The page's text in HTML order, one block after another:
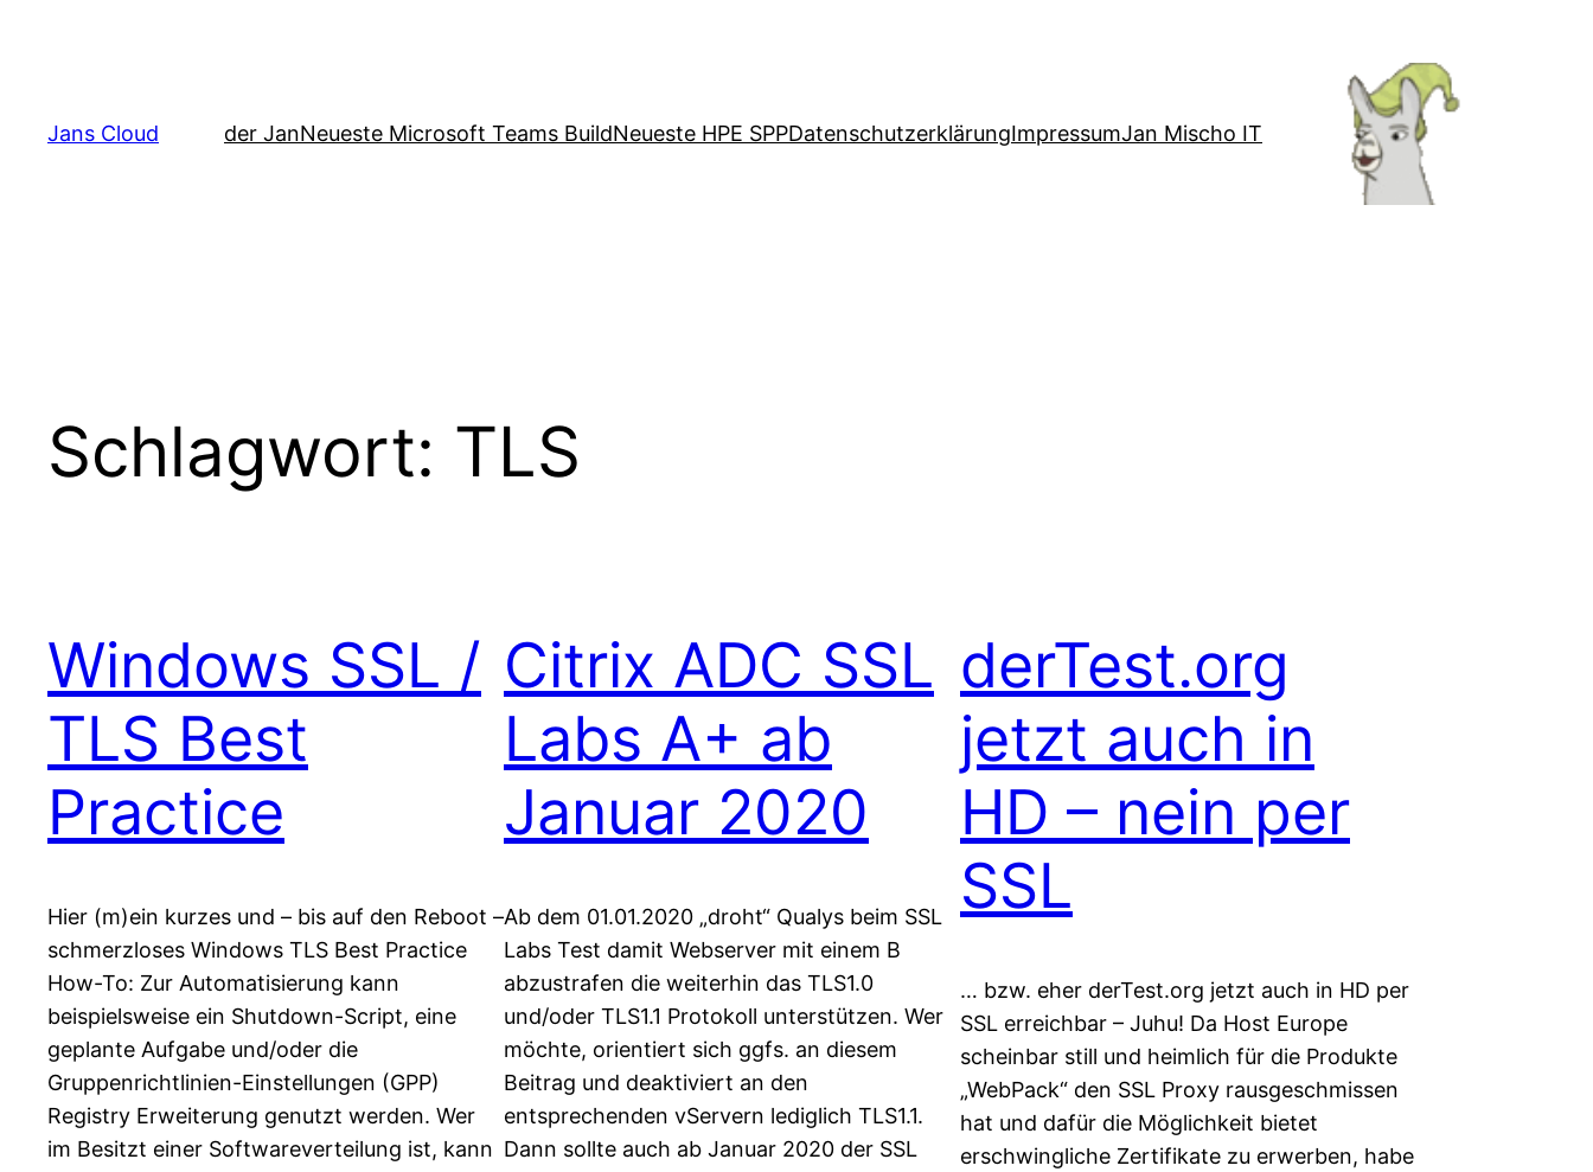
Jans Cloud
der JanNeueste Microsoft Teams BuildNeueste HPE SPPDatenschutzerklärungImpressumJan Mischo IT
Schlagwort: TLS
Windows SSL /
TLS Best
Practice
Hier (m)ein kurzes und – bis auf den Reboot –
schmerzloses Windows TLS Best Practice
How-To: Zur Automatisierung kann
beispielsweise ein Shutdown-Script, eine
geplante Aufgabe und/oder die
Gruppenrichtlinien-Einstellungen (GPP)
Registry Erweiterung genutzt werden. Wer
im Besitzt einer Softwareverteilung ist, kann
Citrix ADC SSL
Labs A+ ab
Januar 2020
Ab dem 01.01.2020 „droht“ Qualys beim SSL
Labs Test damit Webserver mit einem B
abzustrafen die weiterhin das TLS1.0
und/oder TLS1.1 Protokoll unterstützen. Wer
möchte, orientiert sich ggfs. an diesem
Beitrag und deaktiviert an den
entsprechenden vServern lediglich TLS1.1.
Dann sollte auch ab Januar 2020 der SSL
derTest.org
jetzt auch in
HD – nein per
SSL
… bzw. eher derTest.org jetzt auch in HD per
SSL erreichbar – Juhu! Da Host Europe
scheinbar still und heimlich für die Produkte
„WebPack“ den SSL Proxy rausgeschmissen
hat und dafür die Möglichkeit bietet
erschwingliche Zertifikate zu erwerben, habe